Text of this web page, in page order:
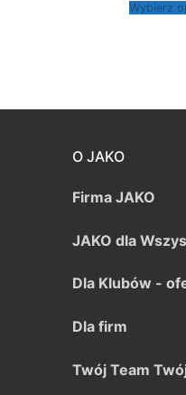
Wybierz
O JAKO
Firma JAKO
JAKO dla
Dla Klubów -
Dla firm
Twój Team